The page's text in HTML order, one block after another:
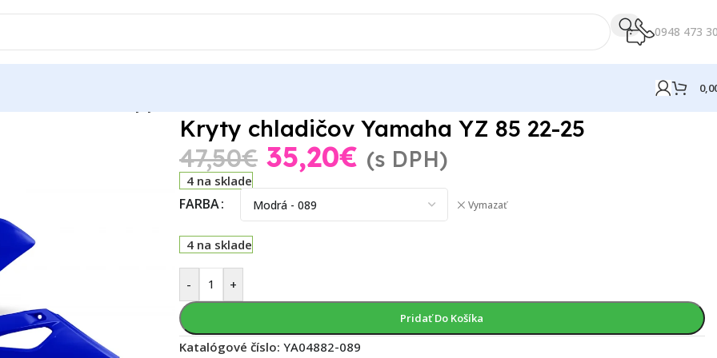
0948 473
Kryty chladičov Yamaha YZ 85 22-25
47,50€ 35,20€ (s DPH)
4 na sklade
FARBA Vymazať
4 na sklade
- +
Pridať Do Košíka
Katalógové číslo: YA04882-089